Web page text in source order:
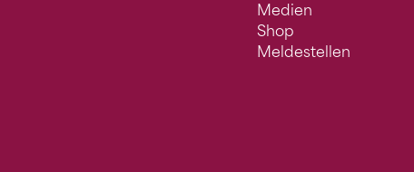
Medien
Shop
Meldestellen